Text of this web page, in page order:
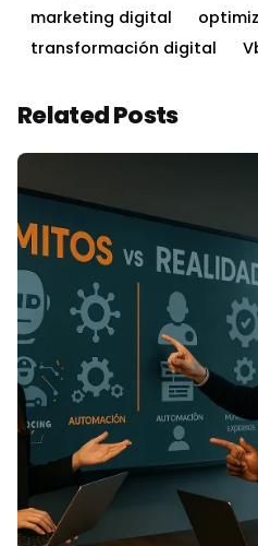
marketing digital
transformación digital
Related Posts